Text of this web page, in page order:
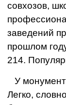
совхозов,
заведений
прошлом
214.
У
Легко,